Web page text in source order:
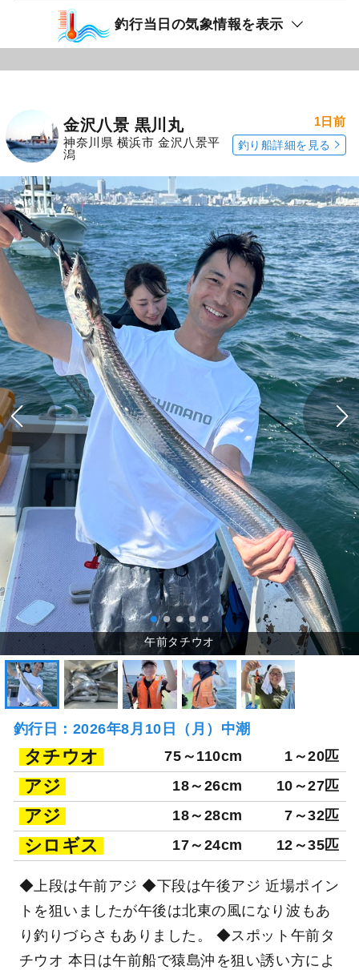
釣行当日の気象情報を表示
金沢八景 黒川丸
神奈川県 横浜市 金沢八景平
潟
1日前
釣り船詳細を見る
釣行日：2026年8月10日（月）中潮
タチウオ 75～110cm 1～20匹
アジ 18～26cm 10～27匹
アジ 18～28cm 7～32匹
シロギス 17～24cm 12～35匹
◆上段は午前アジ ◆下段は午後アジ 近場ポイン
トを狙いましたが午後は北東の風になり波もあ
り釣りづらさもありました。 ◆スポット午前タ
チウオ 本日は午前船で猿島沖を狙い誘い方によ